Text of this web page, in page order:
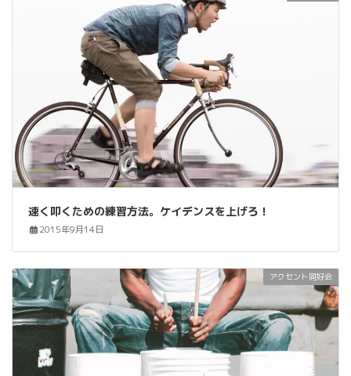
速く叩くための練習方法。ケイデンスを上げろ！
2015年9月14日
アクセント同好会